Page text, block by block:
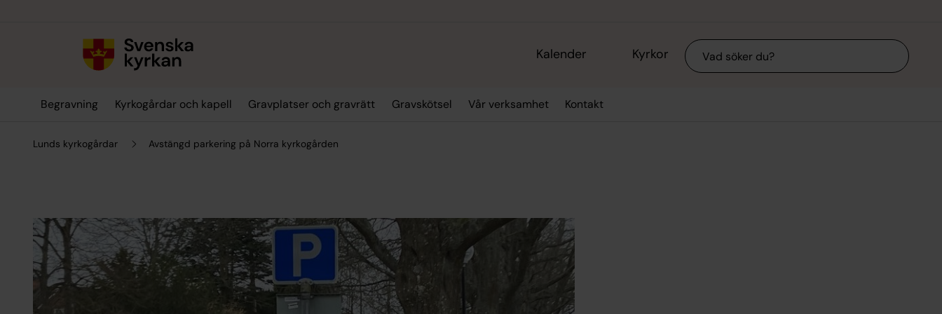
Kalender Kyrkor Sök
Begravning Kyrkogårdar och kapell Gravplatser och gravrätt Gravskötsel Vår verksamhet Kontakt
Lunds kyrkogårdar Avstängd parkering på Norra kyrkogården